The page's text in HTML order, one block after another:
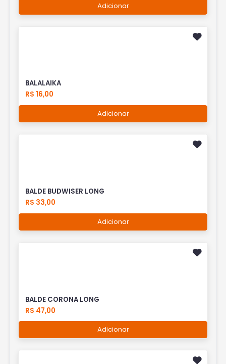
Adicionar
BALALAIKA
R$ 16,00
Adicionar
BALDE BUDWISER LONG
R$ 33,00
Adicionar
BALDE CORONA LONG
R$ 47,00
Adicionar